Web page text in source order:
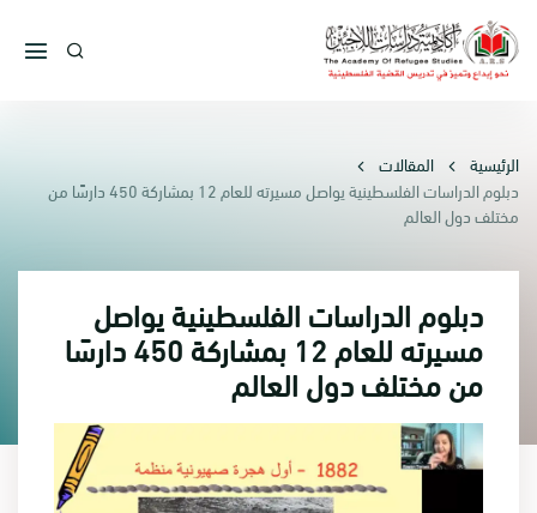
الرئيسية
المقالات
دبلوم الدراسات الفلسطينية يواصل مسيرته للعام 12 بمشاركة 450 دارسًا من
مختلف دول العالم
دبلوم الدراسات الفلسطينية يواصل
مسيرته للعام 12 بمشاركة 450 دارسًا
من مختلف دول العالم